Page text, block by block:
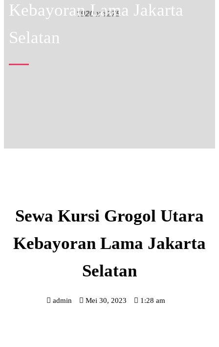
Kebayoran Lama Jakarta
Selatan
Sewa Kursi Grogol Utara
Kebayoran Lama Jakarta
Selatan
admin Mei 30, 2023 1:28 am